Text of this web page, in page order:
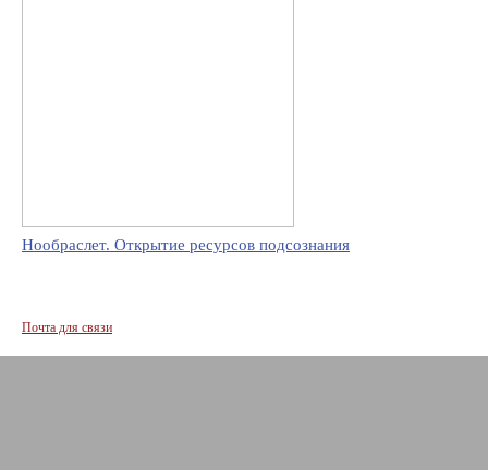
Нообраслет. Открытие ресурсов подсознания
Почта для связи